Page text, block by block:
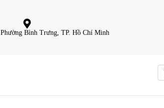
Bình Trưng, TP. Hồ Chí Minh